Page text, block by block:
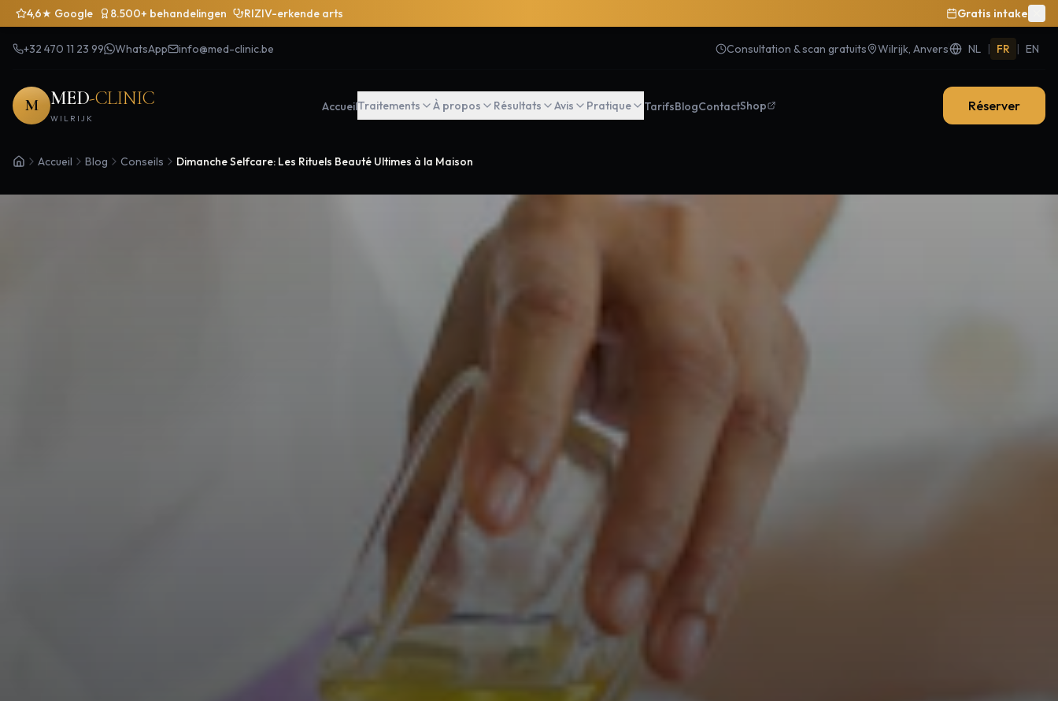
4,6★ Google 8.500+ behandelingen RIZIV-erkende arts Gratis intake
+32 470 11 23 99 WhatsApp info@med-clinic.be Consultation & scan gratuits Wilrijk, Anvers NL | FR | EN
M MED-CLINIC
WILRIJK
AccueilTraitements À propos Résultats Avis Pratique TarifsBlogContactShop Réserver
Accueil Blog Conseils Dimanche Selfcare: Les Rituels Beauté Ultimes à la Maison